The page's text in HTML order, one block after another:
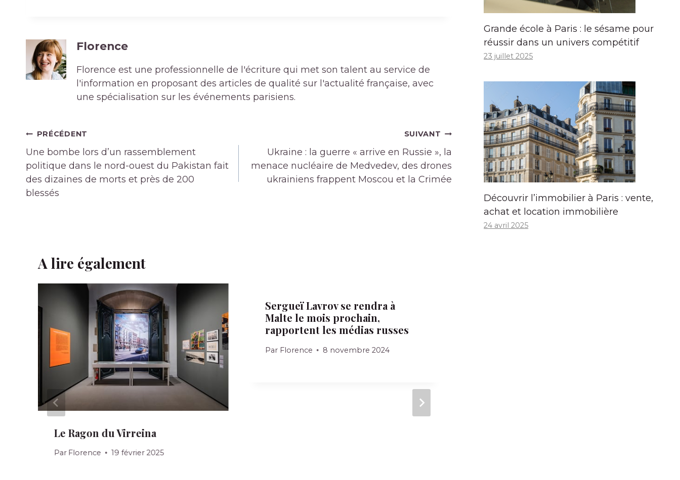
Florence
Florence est une professionnelle de l'écriture qui met son talent au service de
l'information en proposant des articles de qualité sur l'actualité française, avec
une spécialisation sur les événements parisiens.
Navigation
de
l’article
PRÉCÉDENT
Une bombe lors d’un rassemblement
politique dans le nord-ouest du Pakistan fait
des dizaines de morts et près de 200
blessés
SUIVANT
Ukraine : la guerre « arrive en Russie », la
menace nucléaire de Medvedev, des drones
ukrainiens frappent Moscou et la Crimée
A lire également
Le Ragon du Virreina
Par Florence 19 février 2025
Sergueï Lavrov se rendra à
Malte le mois prochain,
rapportent les médias russes
Par Florence 8 novembre 2024
Grande école à Paris : le sésame pour
réussir dans un univers compétitif
23 juillet 2025
Découvrir l’immobilier à Paris : vente,
achat et location immobilière
24 avril 2025